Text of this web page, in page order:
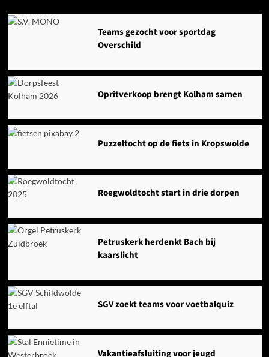
Agenda
Teams gezocht voor sportdag
Overschild
Opritverkoop brengt Kolham samen
Puzzeltocht op de fiets in Kropswolde
Roegwoldtocht start in drie dorpen
Petruskerk herdenkt Bach bij
kaarslicht
SGV zoekt teams voor voetbalquiz
Vakantieafsluiting voor jeugd